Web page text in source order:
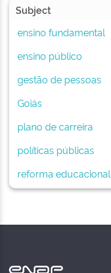
Subject
ensino fundamental
ensino público
gestão de pessoas
Goiás
plano de carreira
políticas públicas
reforma educacional